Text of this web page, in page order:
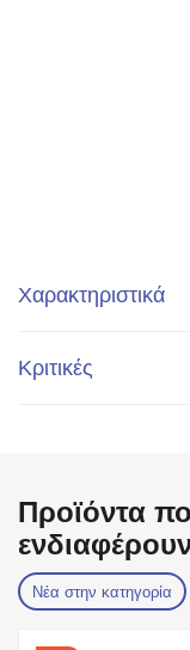
Χαρακτηριστικά
Κριτικές
Προϊόντα
Νέα στην κατηγορία